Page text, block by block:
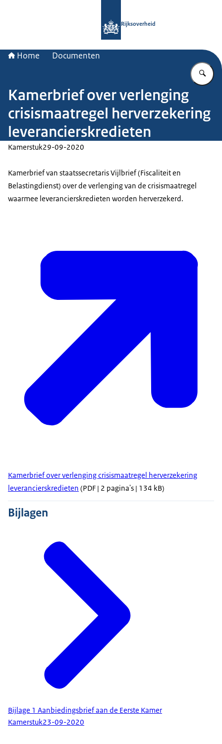
Rijksoverheid
Home Documenten
Kamerbrief over verlenging
crisismaatregel herverzekering
leverancierskredieten
Kamerstuk29-09-2020
Kamerbrief van staatssecretaris Vijlbrief (Fiscaliteit en
Belastingdienst) over de verlenging van de crisismaatregel
waarmee leverancierskredieten worden herverzekerd.
Kamerbrief over verlenging crisismaatregel herverzekering
leverancierskredieten (PDF | 2 pagina's | 134 kB)
Bijlagen
Bijlage 1 Aanbiedingsbrief aan de Eerste Kamer
Kamerstuk23-09-2020